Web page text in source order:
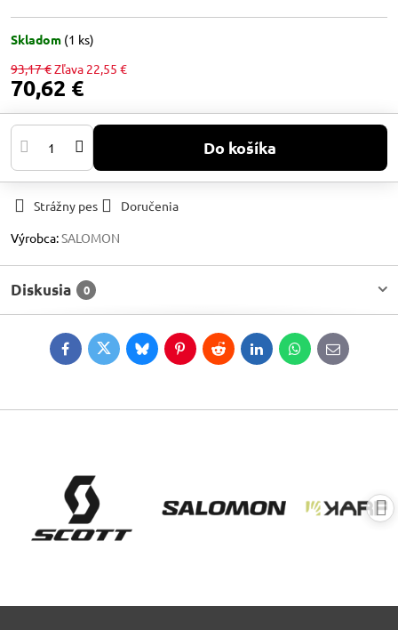
Skladom (1 ks)
93,17 €Zľava 22,55 €
70,62 €
Do košíka
Strážny pes
Doručenia
Výrobca:SALOMON
Diskusia 0
FacebookTwitterBlueskyPinterestRedditLinkedInWhatsApp
E-
mail